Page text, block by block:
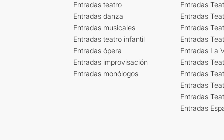
Entradas teatro
Entradas danza
Entradas musicales
Entradas teatro infantil
Entradas ópera
Entradas improvisación
Entradas monólogos
Entradas
Entradas
Entradas
Entradas
Entradas La
Entradas
Entradas
Entradas
Entradas
Entradas